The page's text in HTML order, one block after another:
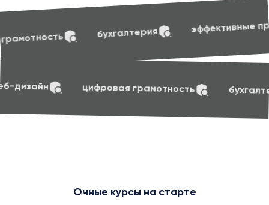
эффективные презентации soft
skills маркетинг веб-дизайн
Очные курсы на старте